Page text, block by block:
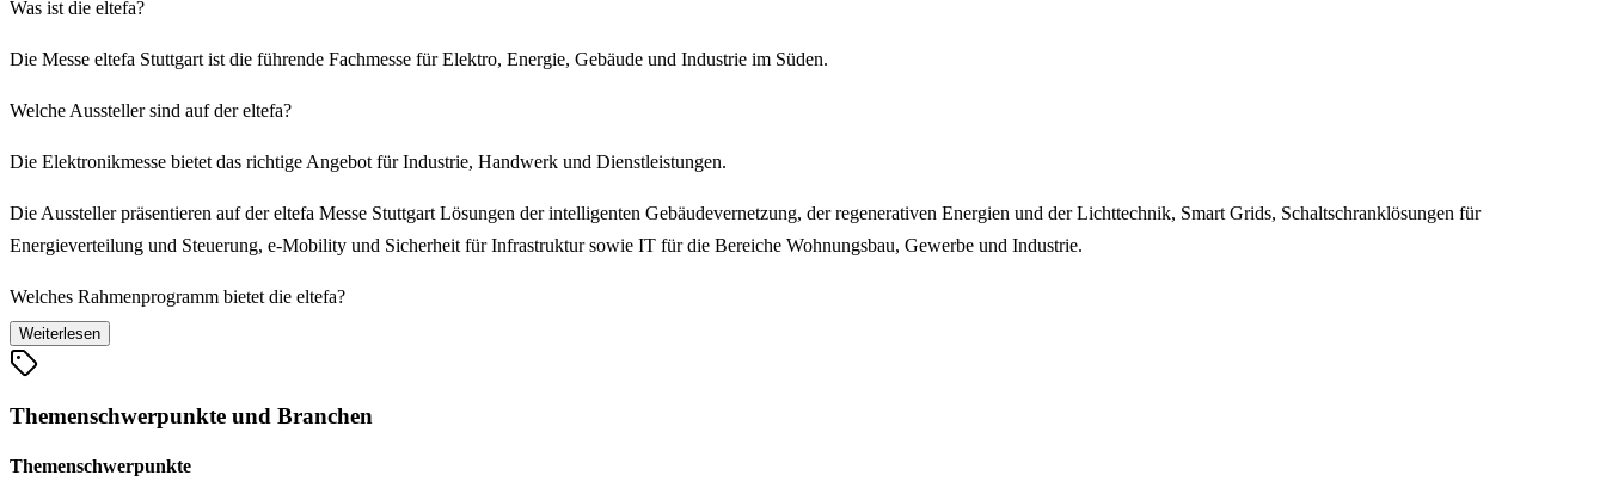
Was ist die eltefa?
Die Messe eltefa Stuttgart ist die führende Fachmesse für Elektro, Energie, Gebäude und Industrie im Süden.
Welche Aussteller sind auf der eltefa?
Die Elektronikmesse bietet das richtige Angebot für Industrie, Handwerk und Dienstleistungen.
Die Aussteller präsentieren auf der eltefa Messe Stuttgart Lösungen der intelligenten Gebäudevernetzung, der regenerativen Energien und der Lichttechnik, Smart Grids, Schaltschranklösungen für
Energieverteilung und Steuerung, e-Mobility und Sicherheit für Infrastruktur sowie IT für die Bereiche Wohnungsbau, Gewerbe und Industrie.
Welches Rahmenprogramm bietet die eltefa?
Ergänzend dazu greift die eltefa in Stuttgart in ihrem Rahmenprogramm zentrale Themen der E-Branche auf und präsentiert diese praxisnah in Sonderschauen und Fachforen.
Weiterlesen
Themenschwerpunkte und Branchen
Themenschwerpunkte